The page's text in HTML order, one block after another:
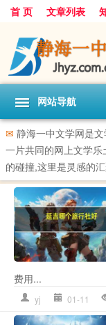
首 页 文章列表
网站导航
✉ 静海一中文学网是
一片共同的网上文学
的碰撞,这里是灵感的
费用...
yj 01-11